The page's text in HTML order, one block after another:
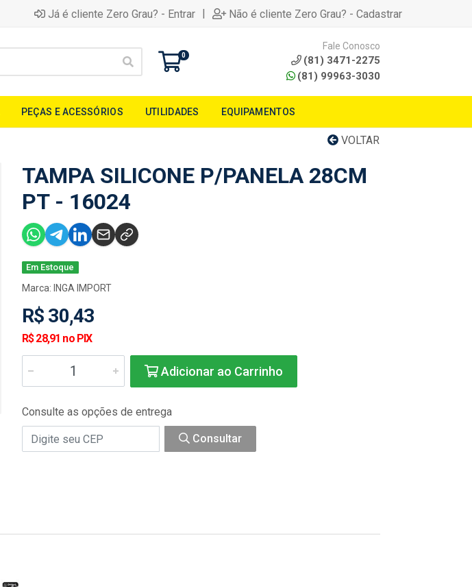
Já é cliente Zero Grau? - Entrar | Não é cliente Zero Grau? - Cadastrar
0
Fale Conosco
(81) 3471-2275
(81) 99963-3030
PEÇAS E ACESSÓRIOS UTILIDADES EQUIPAMENTOS
VOLTAR
TAMPA SILICONE P/PANELA 28CM
PT - 16024
Em Estoque
Marca: INGA IMPORT
R$ 30,43
R$ 28,91 no PIX
Adicionar ao Carrinho
Consulte as opções de entrega
Consultar